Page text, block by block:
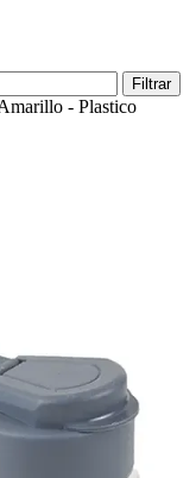
Filtrar
- Plastico